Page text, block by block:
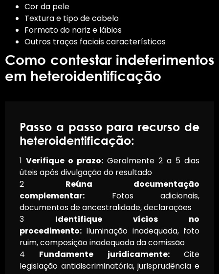
Cor da pele
Textura e tipo de cabelo
Formato do nariz e lábios
Outros traços faciais característicos
Como contestar indeferimentos
em heteroidentificação
Passo a passo para recurso de
heteroidentificação:
1 Verifique o prazo: Geralmente 2 a 5 dias
úteis após divulgação do resultado
2
Reúna documentação
complementar: Fotos adicionais,
documentos de ancestralidade, declarações
3
Identifique vícios no
procedimento: Iluminação inadequada, foto
ruim, composição inadequada da comissão
4
Fundamente juridicamente:Cite
legislação antidiscriminatória, jurisprudência e